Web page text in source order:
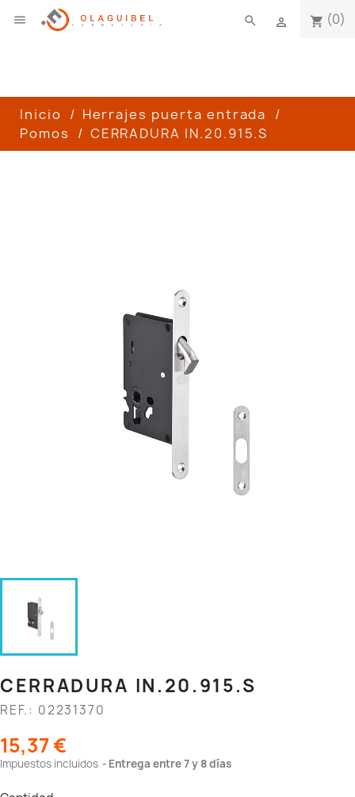
 shopping_cart (0)

search
Inicio
Herrajes puerta entrada
Pomos
CERRADURA IN.20.915.S
CERRADURA IN.20.915.S
REF.: 02231370
15,37 €
Impuestos incluidos Entrega entre 7 y 8 días